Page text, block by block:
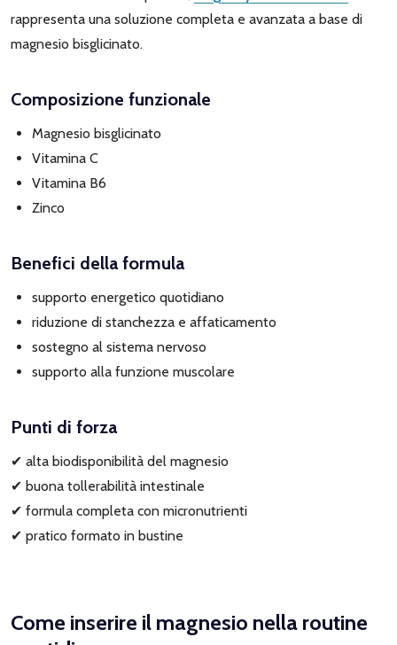
rappresenta una soluzione completa e avanzata a base di
magnesio bisglicinato.
Composizione funzionale
Magnesio bisglicinato
Vitamina C
Vitamina B6
Zinco
Benefici della formula
supporto energetico quotidiano
riduzione di stanchezza e affaticamento
sostegno al sistema nervoso
supporto alla funzione muscolare
Punti di forza
✔ alta biodisponibilità del magnesio
✔ buona tollerabilità intestinale
✔ formula completa con micronutrienti
✔ pratico formato in bustine
Come inserire il magnesio nella routine